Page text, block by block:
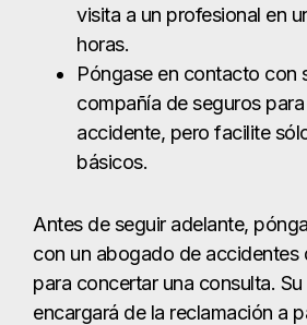
con un abogado de accidentes
para concertar una consulta. Su
encargará de la reclamación a
pone sus intereses en peligro
contacto con la aseguradora
camión. Es probable que el
rápidamente el asunto y
renuncie a todas las
con una aseguradora es un
abogado con experiencia en